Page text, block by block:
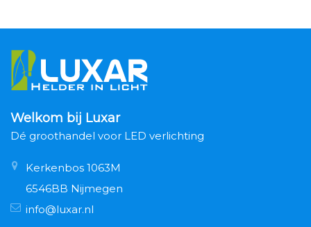
Welkom bij Luxar
Dé groothandel voor LED verlichting
Kerkenbos 1063M
6546BB Nijmegen
info@luxar.nl